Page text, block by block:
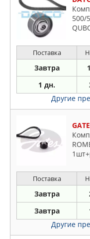
500/
Поставка
Завтра
1 дн.
Другие
Поставка
Завтра
Завтра
Другие